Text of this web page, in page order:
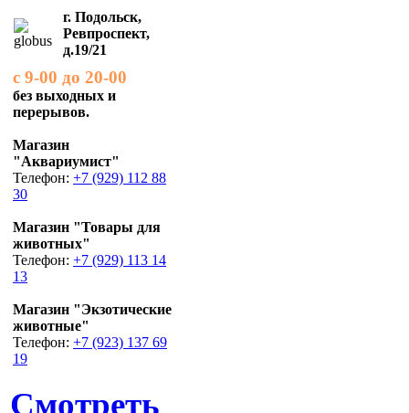
г. Подольск,
Ревпроспект,
д.19/21
с 9-00 до 20-00
без выходных и
перерывов.
Магазин
"Аквариумист"
Телефон: +7 (929) 112 88
30
Магазин "Товары для
животных"
Телефон: +7 (929) 113 14
13
Магазин "Экзотические
животные"
Телефон: +7 (923) 137 69
19
Смотреть